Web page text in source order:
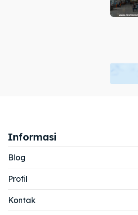
Informasi
Blog
Profil
Kontak